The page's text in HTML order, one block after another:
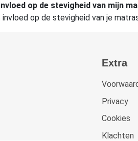
op de stevigheid van mijn
op de stevigheid van je
Extra
Privacy
Cookies
Klachten